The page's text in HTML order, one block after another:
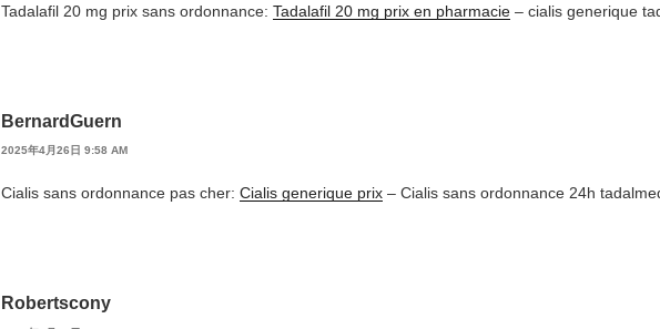
Tadalafil 20 mg prix sans ordonnance: Tadalafil 20 mg prix en pharmacie – cialis generique
BernardGuern
2025年4月26日 9:58 AM
Cialis sans ordonnance pas cher: Cialis generique prix – Cialis sans ordonnance 24h
Robertscony